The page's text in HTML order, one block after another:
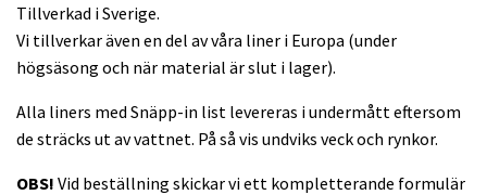
Tillverkad i Sverige.
Vi tillverkar även en del av våra liner i Europa (under
högsäsong och när material är slut i lager).
Alla liners med Snäpp-in list levereras i undermått eftersom
de sträcks ut av vattnet. På så vis undviks veck och rynkor.
OBS! Vid beställning skickar vi ett kompletterande formulär